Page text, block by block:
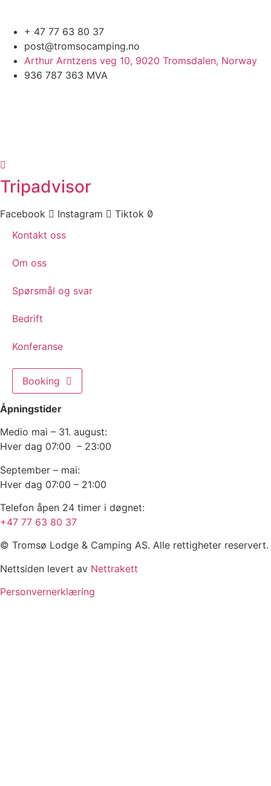
+ 47 77 63 80 37
post@tromsocamping.no
Arthur Arntzens veg 10, 9020 Tromsdalen, Norway
936 787 363 MVA
Tripadvisor
Facebook Instagram
Tiktok
Kontakt oss
Om oss
Spørsmål og svar
Bedrift
Konferanse
Booking
Åpningstider
Medio mai – 31. august:
Hver dag 07:00 – 23:00
September – mai:
Hver dag 07:00 – 21:00
Telefon åpen 24 timer i døgnet:
+47 77 63 80 37
© Tromsø Lodge & Camping AS. Alle rettigheter reservert.
Nettsiden levert av Nettrakett
Personvernerklæring